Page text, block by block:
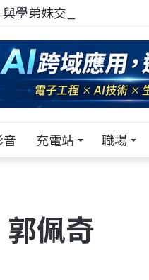
學弟妹交流最硬核的技術
音 充電站 職場
郭佩奇